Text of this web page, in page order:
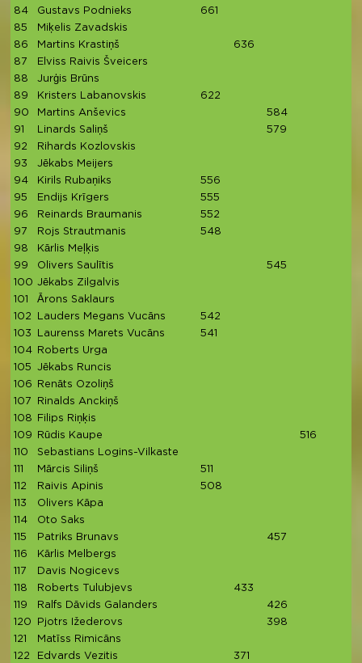
84 Gustavs Podnieks
661
85
Miķelis Zavadskis
86
Martins Krastiņš
636
87
Elviss Raivis Šveicers
88
Jurģis Brūns
89
Kristers Labanovskis
622
90
Martins Anševics
584
91
Linards Saliņš
579
92
Rihards Kozlovskis
93
Jēkabs Meijers
94
Kirils Rubaņiks
556
95
Endijs Krīgers
555
96
Reinards Braumanis
552
97
Rojs Strautmanis
548
98
Kārlis Meļķis
99
Olivers Saulītis
545
100 Jēkabs Zilgalvis
101
Ārons Saklaurs
102
Lauders Megans Vucāns
542
103
Laurenss Marets Vucāns
541
104
Roberts Urga
105
Jēkabs Runcis
106
Renāts Ozoliņš
107
Rinalds Anckiņš
108
Filips Riņķis
109
Rūdis Kaupe
516
110
Sebastians Logins-Vilkaste
111
Mārcis Siliņš
511
112
Raivis Apinis
508
113
Olivers Kāpa
114
Oto Saks
115
Patriks Brunavs
457
116
Kārlis Melbergs
117
Davis Nogicevs
118
Roberts Tulubjevs
433
119
Ralfs Dāvids Galanders
426
120
Pjotrs Ižederovs
398
121
Matīss Rimicāns
122
Edvards Vezitis
371